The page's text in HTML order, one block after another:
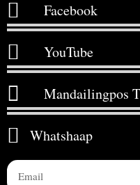
Facebook
YouTube
Mandailingpos
Whatshaap